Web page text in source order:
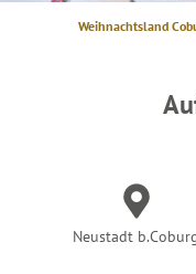
S
Weihnachtsland
Neustadt